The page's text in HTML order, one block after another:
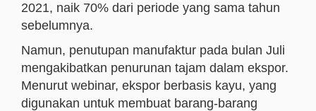
2021, naik 70% dari periode yang sama tahun
sebelumnya.
Namun, penutupan manufaktur pada bulan Juli
mengakibatkan penurunan tajam dalam ekspor.
Menurut webinar, ekspor berbasis kayu, yang
digunakan untuk membuat barang-barang